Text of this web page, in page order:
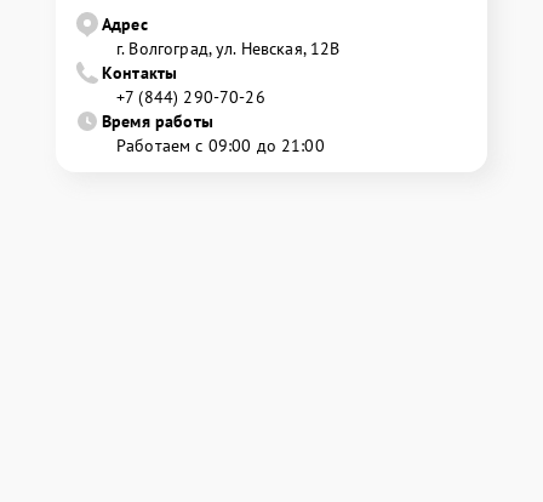
Адрес
г. Волгоград, ул. Невская, 12В
Контакты
+7 (844) 290-70-26
Время работы
Работаем с 09:00 до 21:00